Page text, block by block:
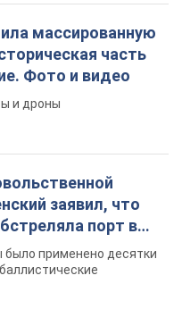
массированную
часть
Фото и видео
и дроны
заявил, что
порт в
было применено десятки